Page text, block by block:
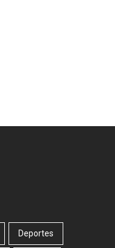
Deportes